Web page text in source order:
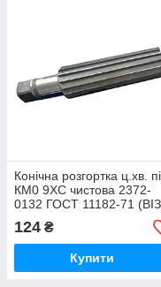
Конічна розгортка ц.хв.
КМ0 9ХС чистова 2372-
0132 ГОСТ 11182-71
124 ₴
Купити